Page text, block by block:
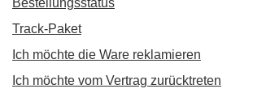
Bestellungsstatus
Track-Paket
Ich möchte die Ware reklamieren
Ich möchte vom Vertrag zurücktreten